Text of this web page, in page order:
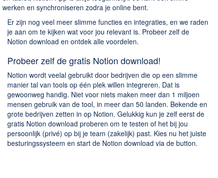
werken en synchroniseren zodra je online bent.
Er zijn nog veel meer slimme functies en integraties, en we raden
je aan om te kijken wat voor jou relevant is. Probeer zelf de
Notion download en ontdek alle voordelen.
Probeer zelf de gratis Notion download!
Notion wordt veelal gebruikt door bedrijven die op een slimme
manier tal van tools op één plek willen integreren. Dat is
gewoonweg handig. Niet voor niets maken meer dan 1 miljoen
mensen gebruik van de tool, in meer dan 50 landen. Bekende en
grote bedrijven zetten in op Notion. Gelukkig kun je zelf eerst de
gratis Notion download proberen om te testen of het bij jou
persoonlijk (privé) op bij je team (zakelijk) past. Kies nu het juiste
besturingssysteem en start de Notion download via de button.